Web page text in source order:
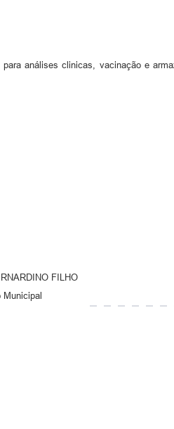
análises clinicas, vacinação e
FILHO
Municipal